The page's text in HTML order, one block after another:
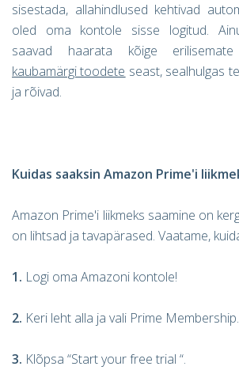
sisestada, allahindlused kehtivad
oled oma kontole sisse logitud.
saavad haarata kõige
kaubamärgi toodete seast, sealhulgas
ja rõivad.
Kuidas saaksin Amazon Prime'i
Amazon Prime'i liikmeks saamine on
on lihtsad ja tavapärased. Vaatame,
1. Logi oma Amazoni kontole!
2. Keri leht alla ja vali Prime Membership.
3. Klõpsa “Start your free trial “.